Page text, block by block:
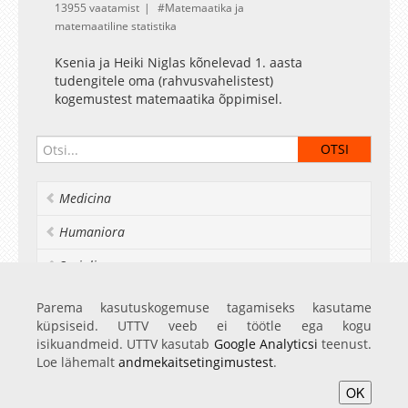
13955 vaatamist
Matemaatika ja
matemaatiline statistika
Ksenia ja Heiki Niglas kõnelevad 1. aasta
tudengitele oma (rahvusvahelistest)
kogemustest matemaatika õppimisel.
Medicina
Humaniora
Socialia
Realia et naturalia
Ülikoolist veel
Parema kasutuskogemuse tagamiseks kasutame
küpsiseid. UTTV veeb ei töötle ega kogu
isikuandmeid. UTTV kasutab Google Analyticsi teenust.
Loe lähemalt andmekaitsetingimustest.
OK